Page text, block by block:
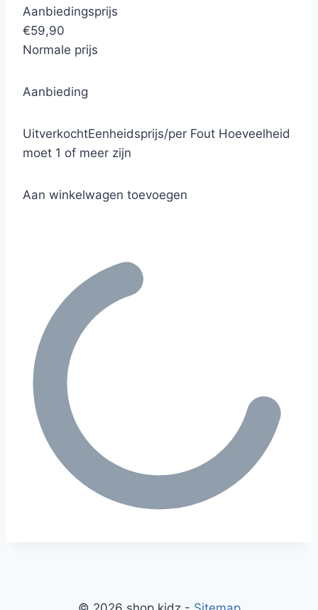
Aanbiedingsprijs
€59,90
Normale prijs
Aanbieding
UitverkochtEenheidsprijs/per Fout Hoeveelheid
moet 1 of meer zijn
Aan winkelwagen toevoegen